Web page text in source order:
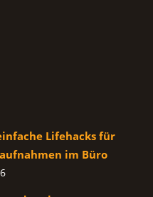
Lifehacks für
im Büro